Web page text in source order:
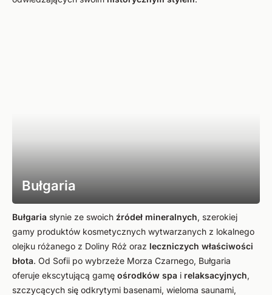
Bułgaria
Bułgaria słynie ze swoich źródeł mineralnych, szerokiej
gamy produktów kosmetycznych wytwarzanych z lokalnego
olejku różanego z Doliny Róż oraz leczniczych właściwości
błota. Od Sofii po wybrzeże Morza Czarnego, Bułgaria
oferuje ekscytującą gamę ośrodków spa i relaksacyjnych,
szczycących się odkrytymi basenami, wieloma saunami,